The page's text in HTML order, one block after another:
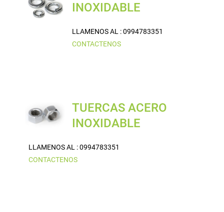
INOXIDABLE
LLAMENOS AL : 0994783351
CONTACTENOS
TUERCAS ACERO
INOXIDABLE
LLAMENOS AL : 0994783351
CONTACTENOS